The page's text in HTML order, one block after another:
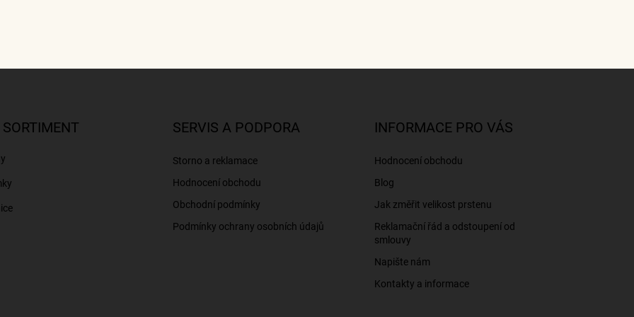
SERVIS A PODPORA
Storno a reklamace
Hodnocení obchodu
Obchodní podmínky
Podmínky ochrany osobních údajů
INFORMACE PRO VÁS
Hodnocení obchodu
Blog
Jak změřit velikost prstenu
Reklamační řád a odstoupení od
smlouvy
Napište nám
Kontakty a informace